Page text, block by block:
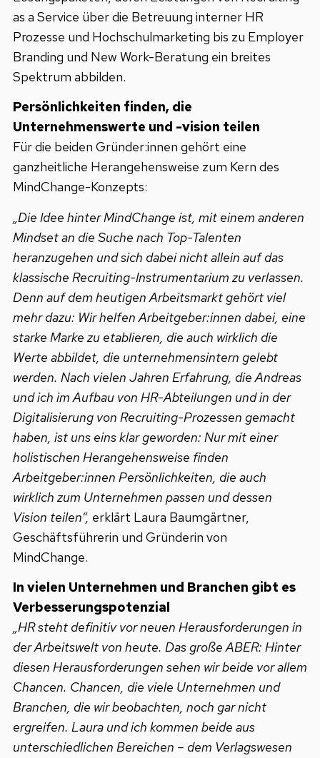
as a Service über die Betreuung interner HR
Prozesse und Hochschulmarketing bis zu Employer
Branding und New Work-Beratung ein breites
Spektrum abbilden.
Persönlichkeiten finden, die
Unternehmenswerte und -vision teilen
Für die beiden Gründer:innen gehört eine
ganzheitliche Herangehensweise zum Kern des
MindChange-Konzepts:
„Die Idee hinter MindChange ist, mit einem anderen
Mindset an die Suche nach Top-Talenten
heranzugehen und sich dabei nicht allein auf das
klassische Recruiting-Instrumentarium zu verlassen.
Denn auf dem heutigen Arbeitsmarkt gehört viel
mehr dazu: Wir helfen Arbeitgeber:innen dabei, eine
starke Marke zu etablieren, die auch wirklich die
Werte abbildet, die unternehmensintern gelebt
werden. Nach vielen Jahren Erfahrung, die Andreas
und ich im Aufbau von HR-Abteilungen und in der
Digitalisierung von Recruiting-Prozessen gemacht
haben, ist uns eins klar geworden: Nur mit einer
holistischen Herangehensweise finden
Arbeitgeber:innen Persönlichkeiten, die auch
wirklich zum Unternehmen passen und dessen
Vision teilen“, erklärt Laura Baumgärtner,
Geschäftsführerin und Gründerin von
MindChange.
In vielen Unternehmen und Branchen gibt es
Verbesserungspotenzial
„HR steht definitiv vor neuen Herausforderungen in
der Arbeitswelt von heute. Das große ABER: Hinter
diesen Herausforderungen sehen wir beide vor allem
Chancen. Chancen, die viele Unternehmen und
Branchen, die wir beobachten, noch gar nicht
ergreifen. Laura und ich kommen beide aus
unterschiedlichen Bereichen – dem Verlagswesen